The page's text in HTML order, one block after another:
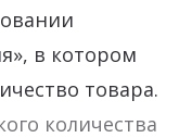
в котором
товара.
количества